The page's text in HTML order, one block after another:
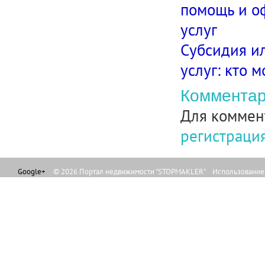
помощь и
услуг
Субсидия
услуг: кто
Для
Google+ © 2026 Портал недвижимости "STOPMAKLER"